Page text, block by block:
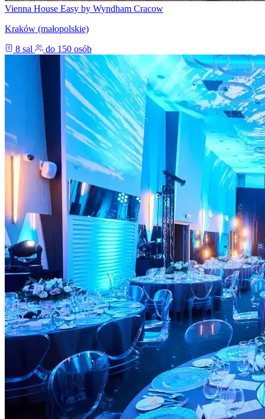
Vienna House Easy by Wyndham Cracow
Kraków (małopolskie)
8 sal
do 150 osób